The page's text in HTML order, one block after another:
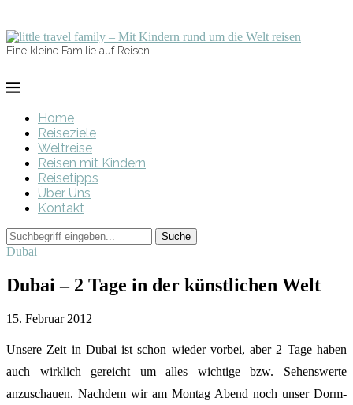
Eine kleine Familie auf Reisen
Home
Reiseziele
Weltreise
Reisen mit Kindern
Reisetipps
Über Uns
Kontakt
Dubai
Dubai – 2 Tage in der künstlichen Welt
15. Februar 2012
Unsere Zeit in Dubai ist schon wieder vorbei, aber 2 Tage haben
auch wirklich gereicht um alles wichtige bzw. Sehenswerte
anzuschauen. Nachdem wir am Montag Abend noch unser Dorm-